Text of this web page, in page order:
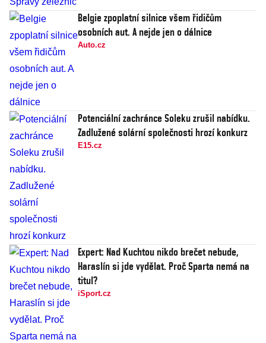
Belgie zpoplatní silnice všem řidičům
osobních aut. A nejde jen o dálnice
Auto.cz
Potenciální zachránce Soleku zrušil nabídku.
Zadlužené solární společnosti hrozí konkurz
E15.cz
Expert: Nad Kuchtou nikdo brečet nebude,
Haraslín si jde vydělat. Proč Sparta nemá na
titul?
iSport.cz